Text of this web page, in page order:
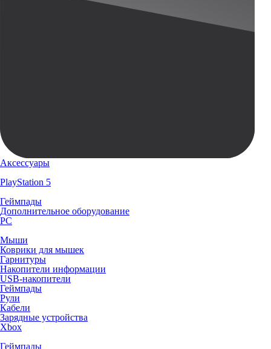
Аксессуары
PlayStation 5
Геймпады
Дополнительное оборудование
PC
Мыши
Коврики для мышек
Гарнитуры
Накопители информации
USB-накопители
Геймпады
Рули
Кабели
Зарядные устройства
Xbox
Геймпады